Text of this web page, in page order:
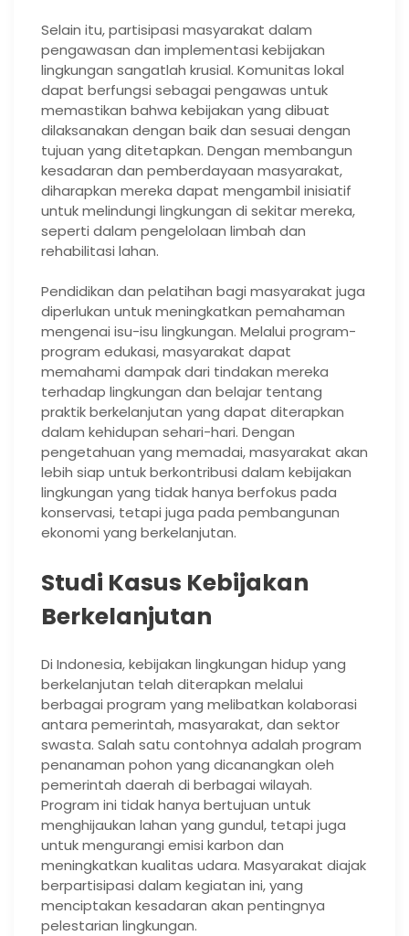
Selain itu, partisipasi masyarakat dalam
pengawasan dan implementasi kebijakan
lingkungan sangatlah krusial. Komunitas lokal
dapat berfungsi sebagai pengawas untuk
memastikan bahwa kebijakan yang dibuat
dilaksanakan dengan baik dan sesuai dengan
tujuan yang ditetapkan. Dengan membangun
kesadaran dan pemberdayaan masyarakat,
diharapkan mereka dapat mengambil inisiatif
untuk melindungi lingkungan di sekitar mereka,
seperti dalam pengelolaan limbah dan
rehabilitasi lahan.
Pendidikan dan pelatihan bagi masyarakat juga
diperlukan untuk meningkatkan pemahaman
mengenai isu-isu lingkungan. Melalui program-
program edukasi, masyarakat dapat
memahami dampak dari tindakan mereka
terhadap lingkungan dan belajar tentang
praktik berkelanjutan yang dapat diterapkan
dalam kehidupan sehari-hari. Dengan
pengetahuan yang memadai, masyarakat akan
lebih siap untuk berkontribusi dalam kebijakan
lingkungan yang tidak hanya berfokus pada
konservasi, tetapi juga pada pembangunan
ekonomi yang berkelanjutan.
Studi Kasus Kebijakan
Berkelanjutan
Di Indonesia, kebijakan lingkungan hidup yang
berkelanjutan telah diterapkan melalui
berbagai program yang melibatkan kolaborasi
antara pemerintah, masyarakat, dan sektor
swasta. Salah satu contohnya adalah program
penanaman pohon yang dicanangkan oleh
pemerintah daerah di berbagai wilayah.
Program ini tidak hanya bertujuan untuk
menghijaukan lahan yang gundul, tetapi juga
untuk mengurangi emisi karbon dan
meningkatkan kualitas udara. Masyarakat diajak
berpartisipasi dalam kegiatan ini, yang
menciptakan kesadaran akan pentingnya
pelestarian lingkungan.